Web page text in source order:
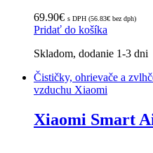
69.90€ s DPH (56.83€ bez dph)
Pridať do košíka
Skladom, dodanie 1-3 dni
Čističky, ohrievače a
vzduchu Xiaomi
Xiaomi Smart